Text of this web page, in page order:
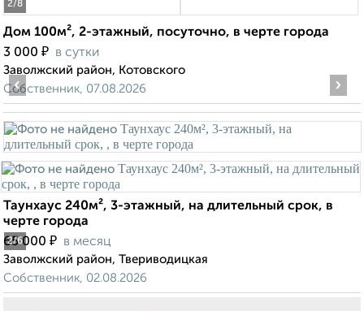
2/8
Дом 100м², 2-этажный, посуточно, в черте города
3 000 ₽ в сутки
Заволжский район, Котовского
Собственник, 07.08.2026
2/6
‹ ›
Таунхаус 240м², 3-этажный, на длительный срок, в
черте города
65 000 ₽ в месяц
Заволжский район, Твериводицкая
Собственник, 02.08.2026